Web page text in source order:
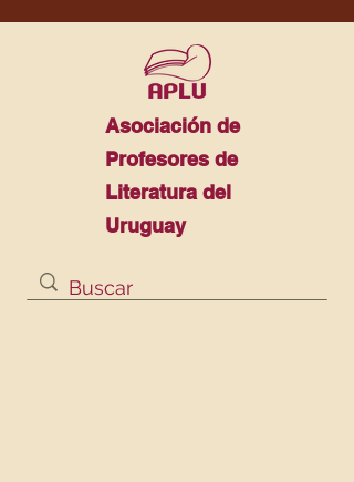
Asociación de
Profesores de
Literatura del
Uruguay